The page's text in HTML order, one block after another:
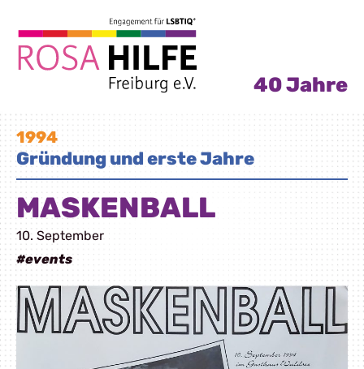
40 Jahre
1994
Gründung und erste Jahre
MASKENBALL
10. September
#events